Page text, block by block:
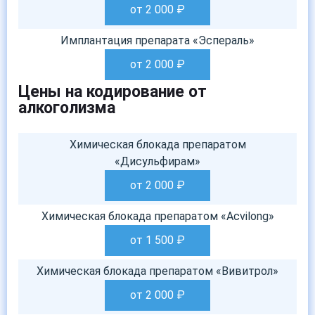
от 2 000 ₽
Имплантация препарата «Эспераль»
от 2 000 ₽
Цены на кодирование от
алкоголизма
Химическая блокада препаратом
«Дисульфирам»
от 2 000 ₽
Химическая блокада препаратом «Acvilong»
от 1 500 ₽
Химическая блокада препаратом «Вивитрол»
от 2 000 ₽